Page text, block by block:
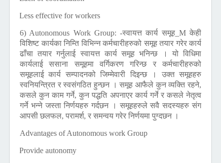
Less effective for workers
6) Autonomous Work Group:-स्वायत्त कार्य समूह_M केही
विशिष्ट कार्यका निम्ति विभिन्न कर्मचारीहरुको समूह तयार गरेर कार्य
ढाँचा तयार गर्नुलाई स्वायत्त कार्य समूह भनिन्छ । यो विधिमा
कार्यलाई ससाना समूहमा वर्गिकरण गरिन्छ र कर्मचारीहरुको
समूहलाई कार्य सम्पादनको जिम्मेवारी दिइन्छ । उक्त समूहहरु
स्वनियन्त्रित र स्वसंगठित हुन्छन । समूह आफैले कुन व्यक्ति रहने,
कसले कुन काम गर्ने, कुन पद्धति अपनाएर कार्य गर्ने र कसले नेतृत्व
गर्ने भन्ने जस्ता निर्णयहरु गर्दछन । समूहहरुले सवै सदस्यहरु संग
आपसी छलफल, परामर्श, र समन्वय गरेर निर्णयमा पुग्दछन ।
Advantages of Autonomous work Group
Provide autonomy